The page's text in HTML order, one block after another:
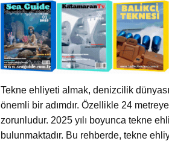
Tekne ehliyeti almak, denizcilik
önemli bir adımdır. Özellikle 24
zorunludur. 2025 yılı boyunca tekne
bulunmaktadır. Bu rehberde, tekne